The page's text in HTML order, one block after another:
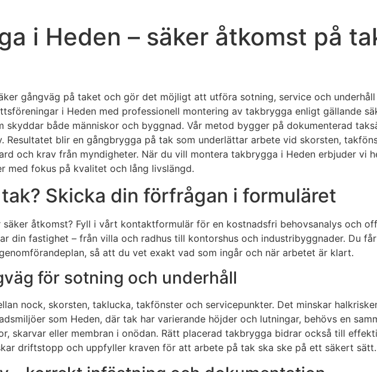
i Heden – säker åtkomst på
gångväg på taket och gör det möjligt att utföra sotning, service och
i Heden med professionell montering av takbrygga enligt gällande
både människor och byggnad. Vår metod bygger på dokumenterad
Resultatet blir en gångbrygga på tak som underlättar arbete vid skorsten,
och krav från myndigheter. När du vill montera takbrygga i Heden erbjuder vi
med fokus på kvalitet och lång livslängd.
Skicka din förfrågan i formuläret
åtkomst? Fyll i vårt kontaktformulär för en kostnadsfri behovsanalys och
din fastighet – från villa och radhus till kontorshus och industribyggnader. Du
så att du vet exakt vad som ingår och när arbetet är klart.
för sotning och underhåll
nock, skorsten, taklucka, takfönster och servicepunkter. Det minskar
som Heden, där tak har varierande höjder och lutningar, behövs en
skarvar eller membran i onödan. Rätt placerad takbrygga bidrar också till
driftstopp och uppfyller kraven för att arbete på tak ska ske på ett säkert sätt.